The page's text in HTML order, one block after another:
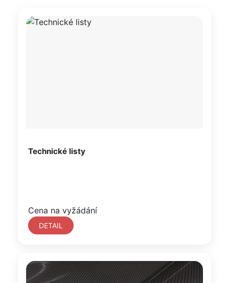
Technické listy
Cena na vyžádání
DETAIL